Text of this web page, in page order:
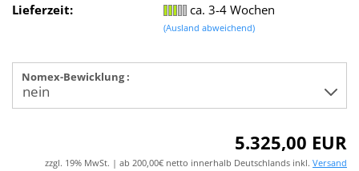
Lieferzeit:
ca. 3-4 Wochen
(Ausland abweichend)
Nomex-Bewicklung :
5.325,00 EUR
zzgl. 19% MwSt. | ab 200,00€ netto innerhalb Deutschlands inkl. Versand